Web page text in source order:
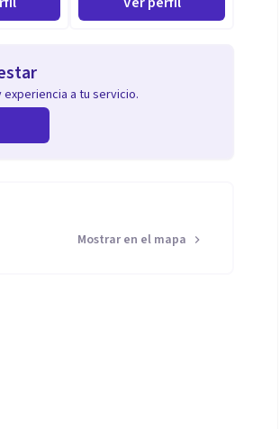
a tu servicio.
Mostrar en el mapa